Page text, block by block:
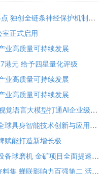
麦科医药MT200605 II期临床达主要终点 独创全链条神经保护机制将亮相国际卒中大会
正式启用
业高质量可持续发展
港元 给予四星量化评级
业高质量可持续发展
业高质量可持续发展
极视角：对标Open AI DeployCo，以视觉语言大模型打通AI企业级落地“最后一公里”
腾讯云联合沙利文正式发布《2026年全球具身智能技术创新与应用白皮书》
赋能打造新增长极
罕王黄金选定Mt Bundy金矿项目核心设备球磨机 金矿项目全面提速
时尚生活方式巨头SHEIN上传聆讯后资料集 蝉联影响力百强第二 活跃顾客达2.73亿